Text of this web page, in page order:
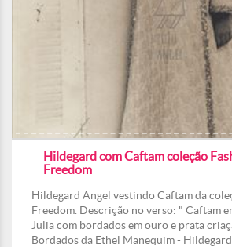
Hildegard com Caftam coleção
Freedom
Hildegard Angel vestindo Caftam da
Freedom. Descrição no verso: " Caftam
Julia com bordados em ouro e prata
Bordados da Ethel Manequim -